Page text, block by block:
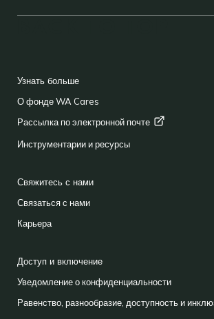
Узнать больше
О фонде WA Cares
Рассылка по электронной почте
Инструментарии и ресурсы
Свяжитесь с нами
Связаться с нами
Карьера
Доступ и включение
Уведомление о конфиденциальности
Равенство, разнообразие, доступность и